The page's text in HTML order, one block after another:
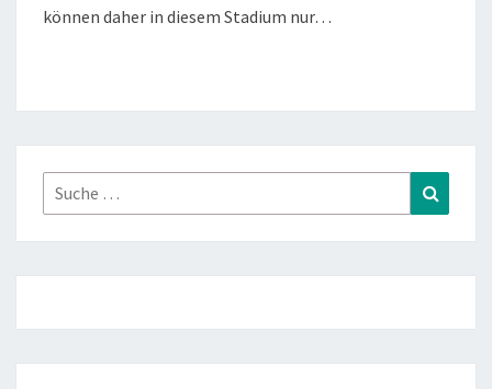
können daher in diesem Stadium nur…
Suche
nach: